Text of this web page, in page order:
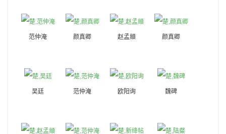
范仲淹 颜真卿 赵孟頫 颜真卿
吴廷 范仲淹 欧阳询 魏碑